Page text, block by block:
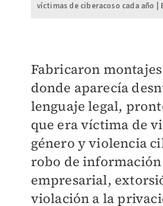
víctimas de ciberacoso cada año |
Fabricaron
donde aparecía
lenguaje legal,
que era víctima de
género y violencia
robo de información
empresarial,
violación a la